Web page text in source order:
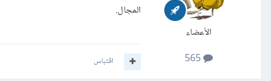
الأعضاء
565
المجال.
اقتباس